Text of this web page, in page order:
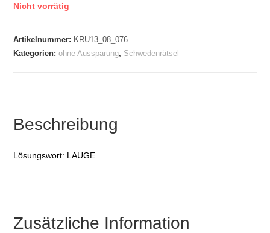
Nicht vorrätig
Artikelnummer: KRU13_08_076
Kategorien:ohne Aussparung, Schwedenrätsel
Beschreibung
Lösungswort: LAUGE
Zusätzliche Information